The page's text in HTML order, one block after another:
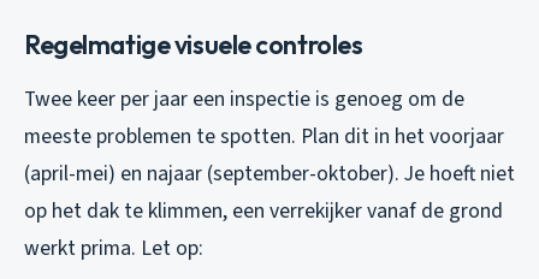
Regelmatige visuele controles
Twee keer per jaar een inspectie is genoeg om de
meeste problemen te spotten. Plan dit in het voorjaar
(april-mei) en najaar (september-oktober). Je hoeft niet
op het dak te klimmen, een verrekijker vanaf de grond
werkt prima. Let op: